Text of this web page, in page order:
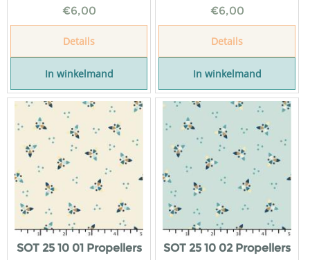
€6,00
Details
In winkelmand
€6,00
Details
In winkelmand
SOT 25 10 01 Propellers
SOT 25 10 02 Propellers